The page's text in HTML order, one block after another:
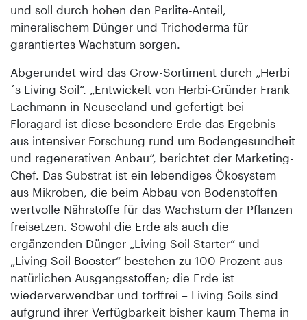
und soll durch hohen den Perlite-Anteil,
mineralischem Dünger und Trichoderma für
garantiertes Wachstum sorgen.
Abgerundet wird das Grow-Sortiment durch „Herbi
´s Living Soil“. „Entwickelt von Herbi-Gründer Frank
Lachmann in Neuseeland und gefertigt bei
Floragard ist diese besondere Erde das Ergebnis
aus intensiver Forschung rund um Bodengesundheit
und regenerativen Anbau“, berichtet der Marketing-
Chef. Das Substrat ist ein lebendiges Ökosystem
aus Mikroben, die beim Abbau von Bodenstoffen
wertvolle Nährstoffe für das Wachstum der Pflanzen
freisetzen. Sowohl die Erde als auch die
ergänzenden Dünger „Living Soil Starter“ und
„Living Soil Booster“ bestehen zu 100 Prozent aus
natürlichen Ausgangsstoffen; die Erde ist
wiederverwendbar und torffrei – Living Soils sind
aufgrund ihrer Verfügbarkeit bisher kaum Thema in